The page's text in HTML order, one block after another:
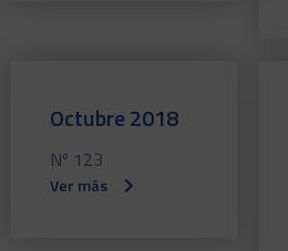
Octubre 2018
Nº 123
Ver más